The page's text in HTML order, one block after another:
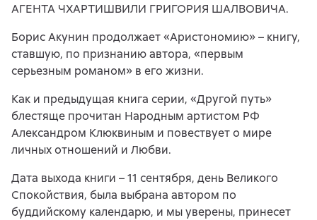
АГЕНТА ЧХАРТИШВИЛИ ГРИГОРИЯ ШАЛВОВИЧА.
Борис Акунин продолжает «Аристономию» – книгу,
ставшую, по признанию автора, «первым
серьезным романом» в его жизни.
Как и предыдущая книга серии, «Другой путь»
блестяще прочитан Народным артистом РФ
Александром Клюквиным и повествует о мире
личных отношений и Любви.
Дата выхода книги – 11 сентября, день Великого
Спокойствия, была выбрана автором по
буддийскому календарю, и мы уверены, принесет